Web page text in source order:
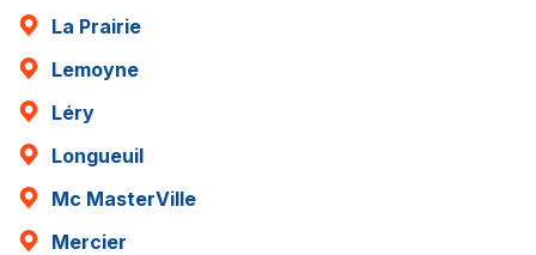
La Prairie
Lemoyne
Léry
Longueuil
Mc MasterVille
Mercier